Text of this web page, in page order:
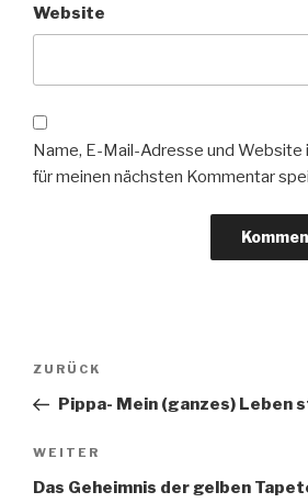
Website
Name, E-Mail-Adresse und
für meinen nächsten Kommentar
Beitragsnavigation
Vorheriger
Beitrag
ZURÜCK
Pippa- Mein (ganzes) Leben
Nächster
Beitrag
WEITER
Das Geheimnis der gelben